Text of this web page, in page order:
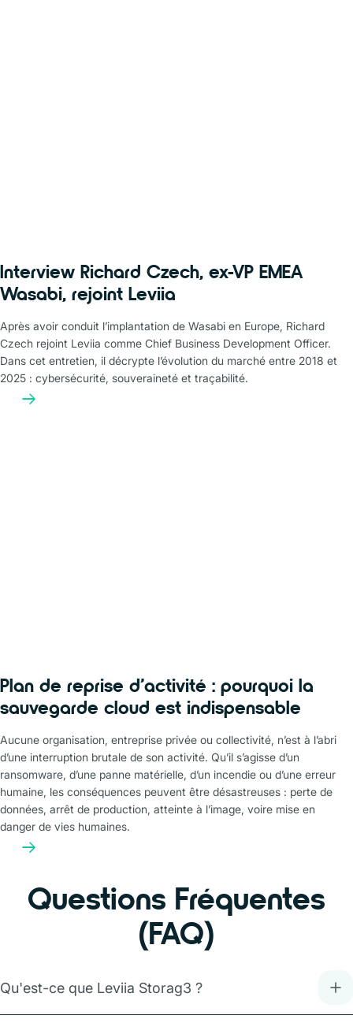
Interview Richard Czech, ex-VP EMEA
Wasabi, rejoint Leviia
Après avoir conduit l’implantation de Wasabi en Europe, Richard
Czech rejoint Leviia comme Chief Business Development Officer.
Dans cet entretien, il décrypte l’évolution du marché entre 2018 et
2025 : cybersécurité, souveraineté et traçabilité.
Plan de reprise d’activité : pourquoi la
sauvegarde cloud est indispensable
Aucune organisation, entreprise privée ou collectivité, n’est à l’abri
d’une interruption brutale de son activité. Qu’il s’agisse d’un
ransomware, d’une panne matérielle, d’un incendie ou d’une erreur
humaine, les conséquences peuvent être désastreuses : perte de
données, arrêt de production, atteinte à l’image, voire mise en
danger de vies humaines.
Questions Fréquentes
(FAQ)
Qu'est-ce que Leviia Storag3 ?